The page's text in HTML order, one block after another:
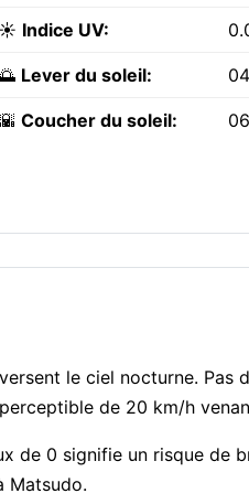
☀️ Indice UV:
Lever du soleil:
Coucher du soleil:
le ciel nocturne. Pas
de 20 km/h
de 0 signifie un risque de
Matsudo.